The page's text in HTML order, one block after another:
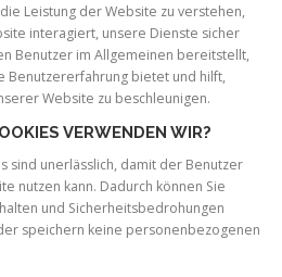
Leistung der Website zu verstehen,
interagiert, unsere Dienste sicher
Benutzer im Allgemeinen bereitstellt,
bietet und hilft,
Website zu beschleunigen.
VERWENDEN WIR?
sind unerlässlich, damit der Benutzer
nutzen kann. Dadurch können Sie
und Sicherheitsbedrohungen
speichern keine personenbezogenen